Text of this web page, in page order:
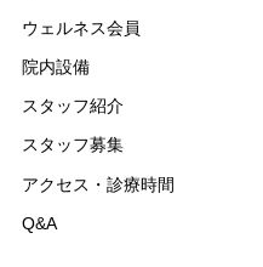
ウェルネス会員
院内設備
スタッフ紹介
スタッフ募集
アクセス・診療時間
Q&A